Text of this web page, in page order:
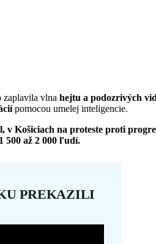
vlna hejtu a podozrivých
pomocou umelej inteligencie.
v Košiciach na proteste proti
500 až 2 000 ľudí.
PREKAZILI